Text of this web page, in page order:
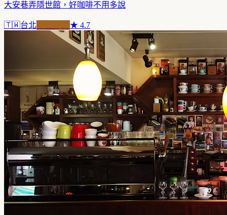
大安巷弄隱世館，好咖啡不用多說
🇹🇼台北 ★ 4.7